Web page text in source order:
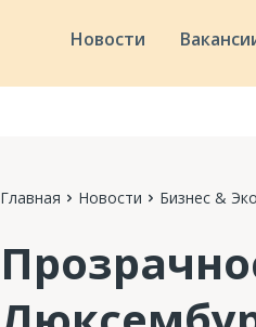
Новости
Главная Новости Бизнес &